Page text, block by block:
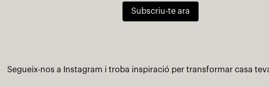
Subscriu-te ara
Segueix-nos a Instagram i troba inspiració per transformar casa